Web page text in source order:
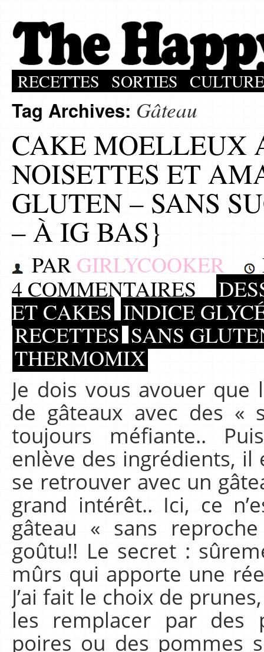
RECETTES SORTIES CULTURE
Tag Archives: Gâteau
CAKE MOELLEUX
NOISETTES ET
GLUTEN – SANS
– À IG BAS}
PAR GIRLYCOOKER
4 COMMENTAIRES
ET CAKES INDICE
RECETTES SANS
THERMOMIX
Je dois vous avouer
de gâteaux avec des «
toujours méfiante..
enlève des ingrédients,
se retrouver avec un
grand intérêt.. Ici, ce
gâteau « sans
goûtu!! Le secret :
mûrs qui apporte une
J’ai fait le choix de
les remplacer par des
poires ou des pommes